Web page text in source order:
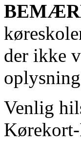
der ikke
Venlig